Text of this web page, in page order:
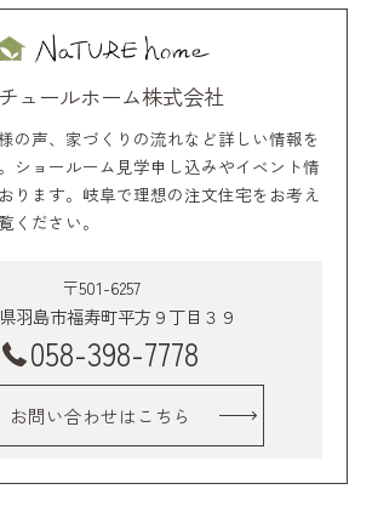
ュールホーム株式会社
の声、家づくりの流れなど詳しい情報を
ショールーム見学申し込みやイベント情
ります。岐阜で理想の注文住宅をお考え
ください。
〒501-6257
羽島市福寿町平方９丁目３９
058-398-7778
お問い合わせはこちら